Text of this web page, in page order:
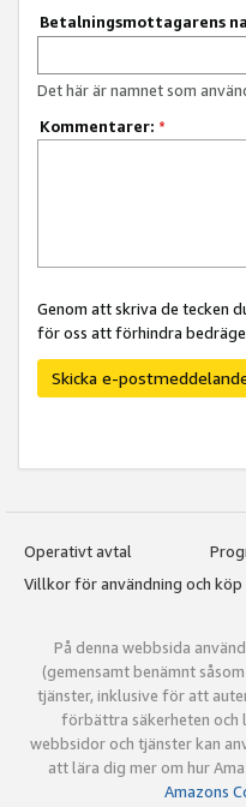
Betalningsmottagarens
Det här är namnet som
Kommentarer: *
Genom att skriva de tecken
för oss att förhindra
Skicka e-
Operativt avtal
Villkor för användning och köp
På denna webbsida
(gemensamt benämnt
tjänster, inklusive för att
förbättra säkerheten och
webbsidor och tjänster kan
att lära dig mer om hur
Amazons